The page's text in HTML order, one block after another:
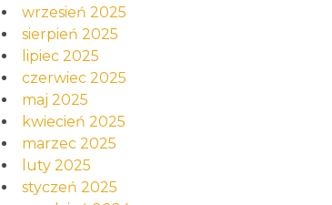
wrzesień 2025
sierpień 2025
lipiec 2025
czerwiec 2025
maj 2025
kwiecień 2025
marzec 2025
luty 2025
styczeń 2025